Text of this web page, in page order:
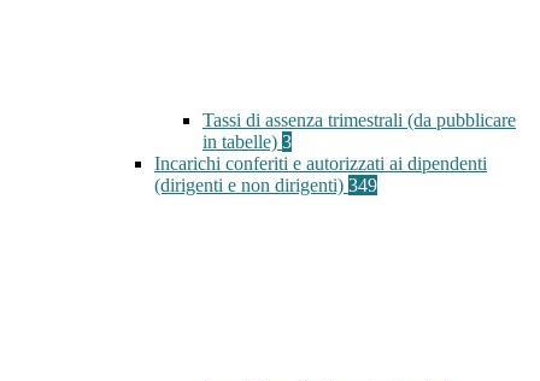
Tassi di assenza trimestrali (da pubblicare
in tabelle) 3
Incarichi conferiti e autorizzati ai dipendenti
(dirigenti e non dirigenti) 349